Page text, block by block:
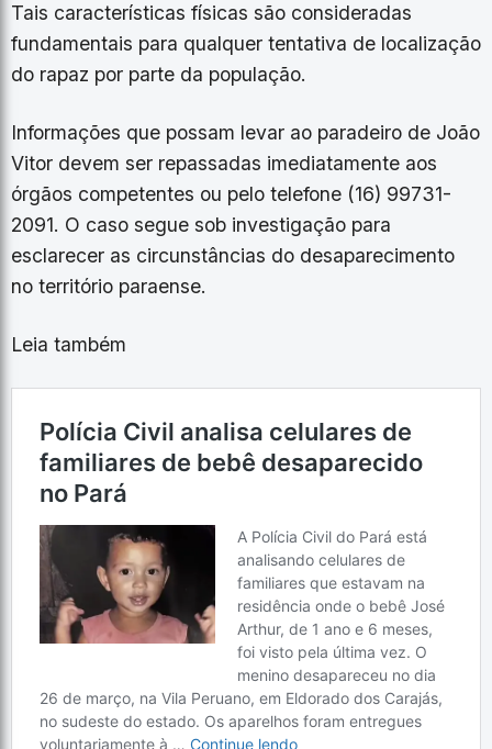
Tais características físicas são consideradas
fundamentais para qualquer tentativa de localização
do rapaz por parte da população.
​Informações que possam levar ao paradeiro de João
Vitor devem ser repassadas imediatamente aos
órgãos competentes ou pelo telefone (16) 99731-
2091. O caso segue sob investigação para
esclarecer as circunstâncias do desaparecimento
no território paraense.
Leia também